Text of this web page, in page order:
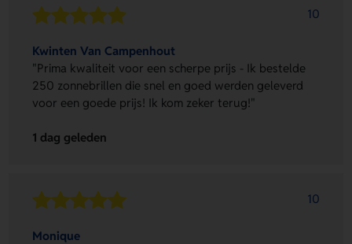
10
Kwinten Van Campenhout
"Prima kwaliteit voor een scherpe prijs - Ik bestelde
250 zonnebrillen die snel en goed werden geleverd
voor een goede prijs! Ik kom zeker terug!"
1 dag geleden
10
Monique